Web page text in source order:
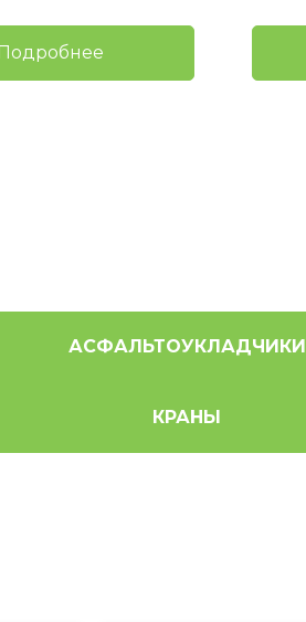
Подробнее
АСФАЛЬТОУКЛАДЧИКИ
КРАНЫ